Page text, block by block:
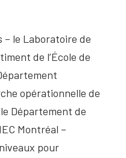
– le Laboratoire de
de l’École de
opérationnelle de
Département de
Montréal –
pour